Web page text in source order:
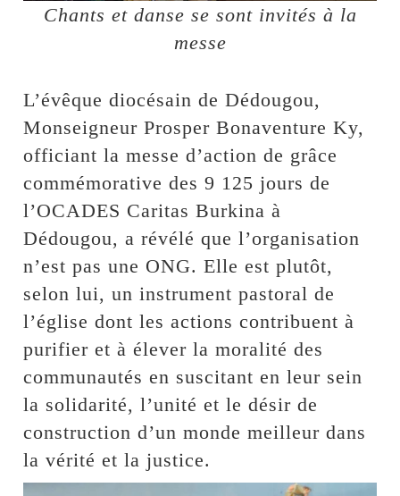
Chants et danse se sont invités à la
messe
L’évêque diocésain de Dédougou,
Monseigneur Prosper Bonaventure Ky,
officiant la messe d’action de grâce
commémorative des 9 125 jours de
l’OCADES Caritas Burkina à
Dédougou, a révélé que l’organisation
n’est pas une ONG. Elle est plutôt,
selon lui, un instrument pastoral de
l’église dont les actions contribuent à
purifier et à élever la moralité des
communautés en suscitant en leur sein
la solidarité, l’unité et le désir de
construction d’un monde meilleur dans
la vérité et la justice.